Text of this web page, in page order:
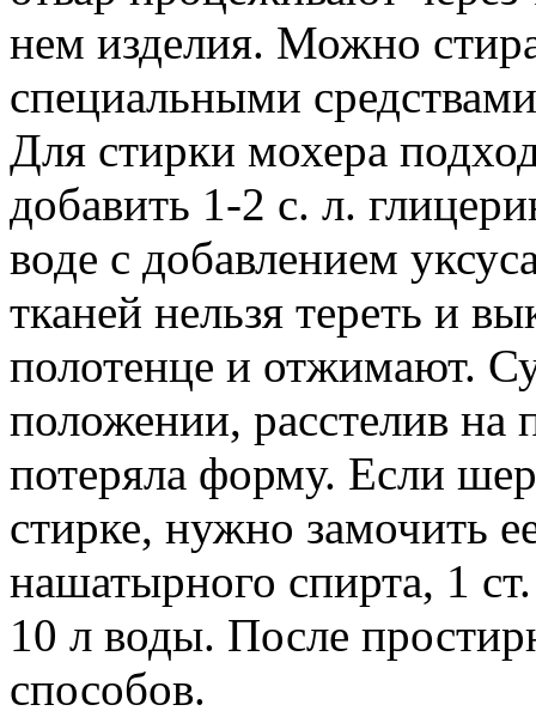
нем изделия. Можно
специальными
Для стирки мохера
добавить 1-2 с. л.
воде с добавлением
тканей нельзя тереть и
полотенце и отжимают.
положении, расстелив на
потеряла форму. Если
стирке, нужно замочить
нашатырного спирта, 1
10 л воды. После
способов.